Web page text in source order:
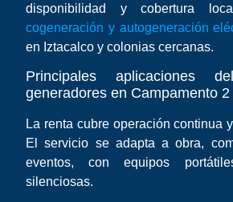
disponibilidad y cobertura
cogeneración y autogeneración
en Iztacalco y colonias cercanas.
Principales aplicaciones
generadores en Campamento
La renta cubre operación continua
El servicio se adapta a obra,
eventos, con equipos
silenciosas.